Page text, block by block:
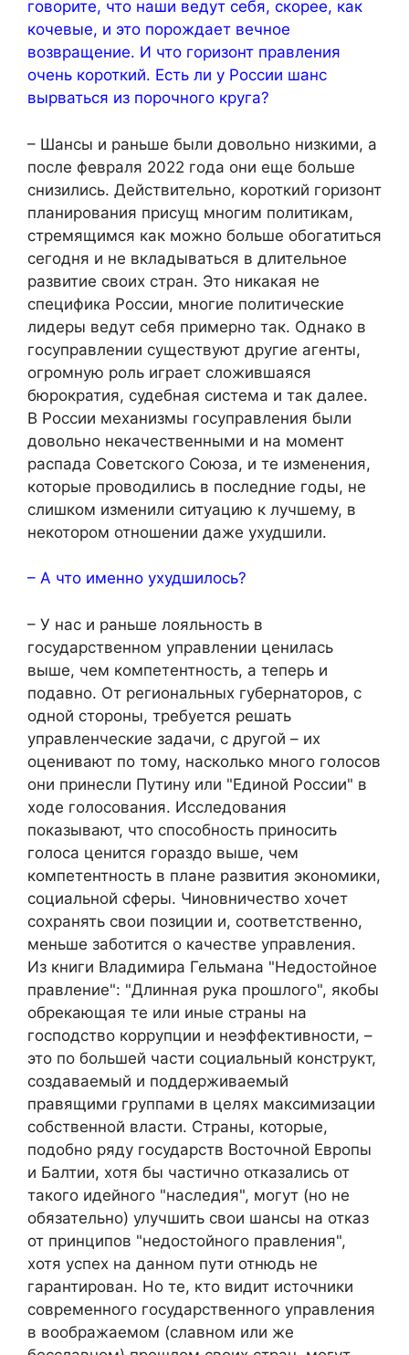
говорите, что наши ведут себя, скорее, как
кочевые, и это порождает вечное
возвращение. И что горизонт правления
очень короткий. Есть ли у России шанс
вырваться из порочного круга?
– Шансы и раньше были довольно низкими, а
после февраля 2022 года они еще больше
снизились. Действительно, короткий горизонт
планирования присущ многим политикам,
стремящимся как можно больше обогатиться
сегодня и не вкладываться в длительное
развитие своих стран. Это никакая не
специфика России, многие политические
лидеры ведут себя примерно так. Однако в
госуправлении существуют другие агенты,
огромную роль играет сложившаяся
бюрократия, судебная система и так далее.
В России механизмы госуправления были
довольно некачественными и на момент
распада Советского Союза, и те изменения,
которые проводились в последние годы, не
слишком изменили ситуацию к лучшему, в
некотором отношении даже ухудшили.
– А что именно ухудшилось?
– У нас и раньше лояльность в
государственном управлении ценилась
выше, чем компетентность, а теперь и
подавно. От региональных губернаторов, с
одной стороны, требуется решать
управленческие задачи, с другой – их
оценивают по тому, насколько много голосов
они принесли Путину или "Единой России" в
ходе голосования. Исследования
показывают, что способность приносить
голоса ценится гораздо выше, чем
компетентность в плане развития экономики,
социальной сферы. Чиновничество хочет
сохранять свои позиции и, соответственно,
меньше заботится о качестве управления.
Из книги Владимира Гельмана "Недостойное
правление": "Длинная рука прошлого", якобы
обрекающая те или иные страны на
господство коррупции и неэффективности, –
это по большей части социальный конструкт,
создаваемый и поддерживаемый
правящими группами в целях максимизации
собственной власти. Страны, которые,
подобно ряду государств Восточной Европы
и Балтии, хотя бы частично отказались от
такого идейного "наследия", могут (но не
обязательно) улучшить свои шансы на отказ
от принципов "недостойного правления",
хотя успех на данном пути отнюдь не
гарантирован. Но те, кто видит источники
современного государственного управления
в воображаемом (славном или же